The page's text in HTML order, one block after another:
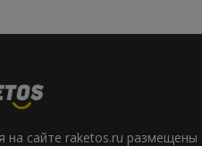
на сайте raketos.ru размещены